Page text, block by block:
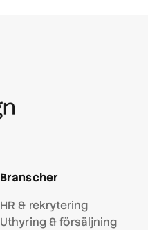
Branscher
HR & rekrytering
Uthyring & försäljning